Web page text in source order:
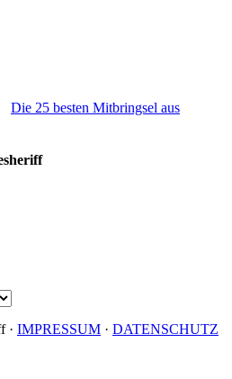
Die 25 besten Mitbringsel aus
· IMPRESSUM · DATENSCHUTZ